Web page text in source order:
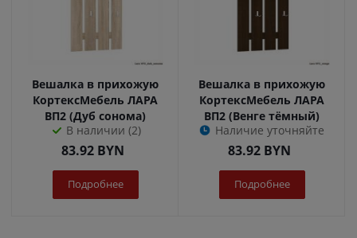
Вешалка в прихожую
КортексМебель ЛАРА
ВП2 (Дуб сонома)
В наличии (2)
83.92BYN
Подробнее
Вешалка в прихожую
КортексМебель ЛАРА
ВП2 (Венге тёмный)
Наличие уточняйте
83.92BYN
Подробнее